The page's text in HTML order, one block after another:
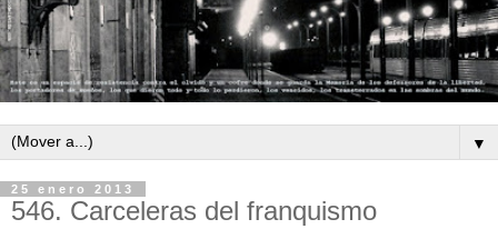
▼
25 enero 2013
546. Carceleras del franquismo